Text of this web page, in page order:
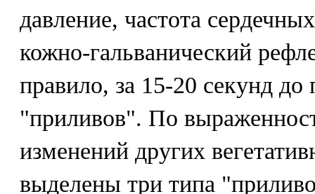
давление, частота
кожно-гальванический
правило, за 15-20 секунд
"приливов". По
изменений других
выделены три типа